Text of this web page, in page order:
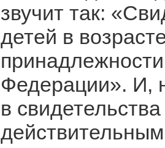
звучит так:
детей в
Федерации». И,
в